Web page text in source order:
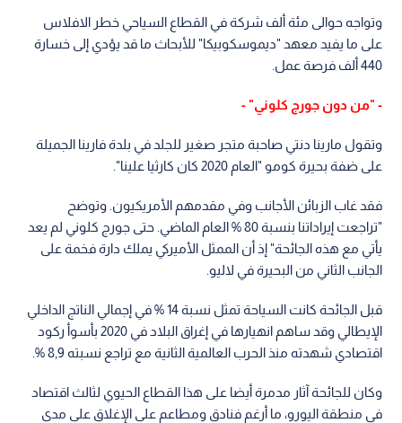
وتواجه حوالى مئة ألف شركة في القطاع السياحي خطر الافلاس
على ما يفيد معهد "ديموسكوبيكا" للأبحاث ما قد يؤدي إلى خسارة
440 ألف فرصة عمل.
- "من دون جورج كلوني" -
وتقول مارينا دنتي صاحبة متجر صغير للجلد في بلدة فارينا الجميلة
على ضفة بحيرة كومو "العام 2020 كان كارثيا علينا".
فقد غاب الزبائن الأجانب وفي مقدمهم الأمريكيون. وتوضح
"تراجعت إيراداتنا بنسبة 80 % العام الماضي. حتى جورج كلوني لم يعد
يأتي مع هذه الجائحة" إذ أن الممثل الأميركي يملك دارة فخمة على
الجانب الثاني من البحيرة في لاليو.
قبل الجائحة كانت السياحة تمثل نسبة 14 % في إجمالي الناتج الداخلي
الإيطالي وقد ساهم انهيارها في إغراق البلاد في 2020 بأسوأ ركود
اقتصادي شهدته منذ الحرب العالمية الثانية مع تراجع نسبته 8,9 %.
وكان للجائحة آثار مدمرة أيضا على هذا القطاع الحيوي لثالث اقتصاد
في منطقة اليورو، ما أرغم فنادق ومطاعم على الإغلاق على مدى